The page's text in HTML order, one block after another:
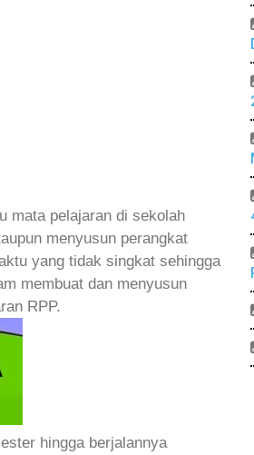
mata pelajaran di sekolah
menyusun perangkat
yang tidak singkat sehingga
membuat dan menyusun
RPP.
hingga berjalannya